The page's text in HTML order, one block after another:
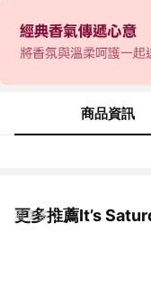
商品資訊
更多推薦It’s
看更多